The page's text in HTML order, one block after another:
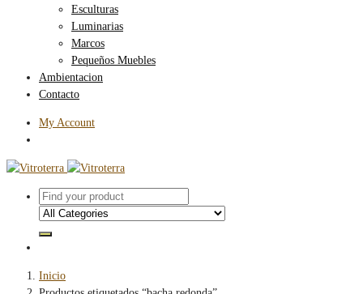
Esculturas
Luminarias
Marcos
Pequeños Muebles
Ambientacion
Contacto
My Account
Inicio